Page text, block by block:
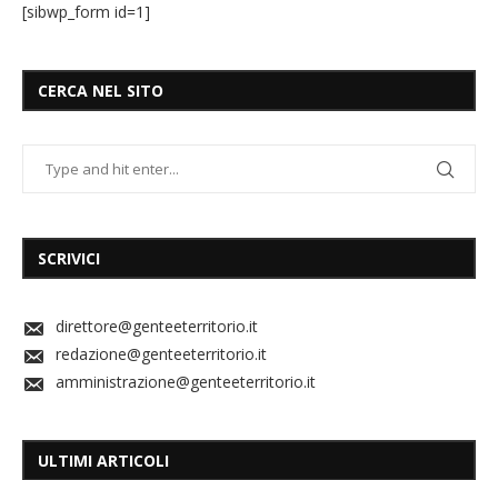
[sibwp_form id=1]
CERCA NEL SITO
SCRIVICI
direttore@genteeterritorio.it
redazione@genteeterritorio.it
amministrazione@genteeterritorio.it
ULTIMI ARTICOLI